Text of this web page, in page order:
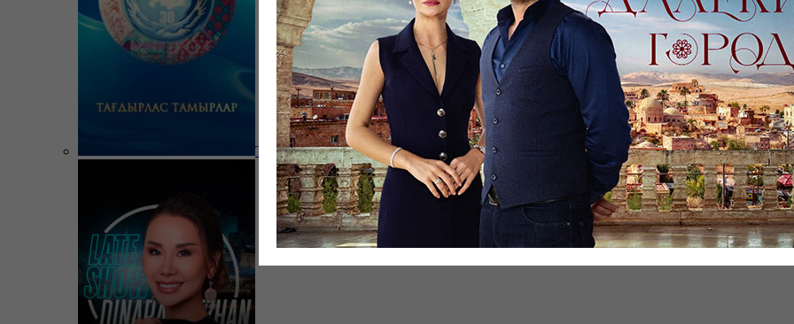
Тағдырлас тамырлар